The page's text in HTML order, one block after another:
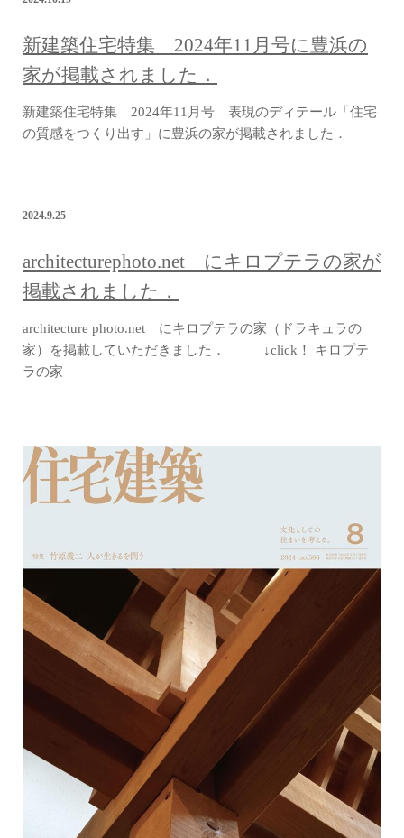
新建築住宅特集 2024年11月号に豊浜の
家が掲載されました．
新建築住宅特集 2024年11月号 表現のディテール「住宅
の質感をつくり出す」に豊浜の家が掲載されました．
2024.9.25
architecturephoto.net にキロプテラの家が
掲載されました．
architecture photo.net にキロプテラの家（ドラキュラの
家）を掲載していただきました． ↓click！ キロプテ
ラの家